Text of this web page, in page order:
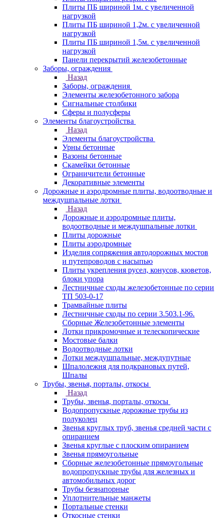
Плиты ПБ шириной 1м. с увеличенной
нагрузкой
Плиты ПБ шириной 1,2м. с увеличенной
нагрузкой
Плиты ПБ шириной 1,5м. с увеличенной
нагрузкой
Панели перекрытий железобетонные
Заборы, ограждения
Назад
Заборы, ограждения
Элементы железобетонного забора
Сигнальные столбики
Сферы и полусферы
Элементы благоустройства
Назад
Элементы благоустройства
Урны бетонные
Вазоны бетонные
Скамейки бетонные
Ограничители бетонные
Декоративные элементы
Дорожные и аэродромные плиты, водоотводные и
междушпальные лотки
Назад
Дорожные и аэродромные плиты,
водоотводные и междушпальные лотки
Плиты дорожные
Плиты аэродромные
Изделия сопряжения автодорожных мостов
и путепроводов с насыпью
Плиты укрепления русел, конусов, кюветов,
блоки упора
Лестничные сходы железобетонные по серии
ТП 503-0-17
Трамвайные плиты
Лестничные сходы по серии 3.503.1-96.
Сборные Железобетонные элементы
Лотки прикромочные и телескопические
Мостовые балки
Водоотводные лотки
Лотки междушпальные, междупутные
Шпалолежня для подкрановых путей,
Шпалы
Трубы, звенья, порталы, откосы
Назад
Трубы, звенья, порталы, откосы
Водопропускные дорожные трубы из
полуколец
Звенья круглых труб, звенья средней части с
опиранием
Звенья круглые с плоским опиранием
Звенья прямоугольные
Сборные железобетонные прямоугольные
водопропускные трубы для железных и
автомобильных дорог
Трубы безнапорные
Уплотнительные манжеты
Портальные стенки
Откосные стенки